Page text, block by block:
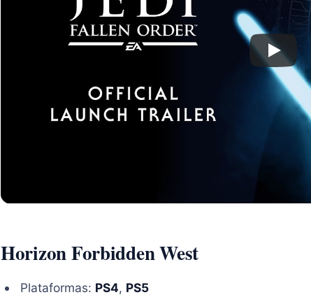
Horizon Forbidden West
Plataformas: PS4, PS5